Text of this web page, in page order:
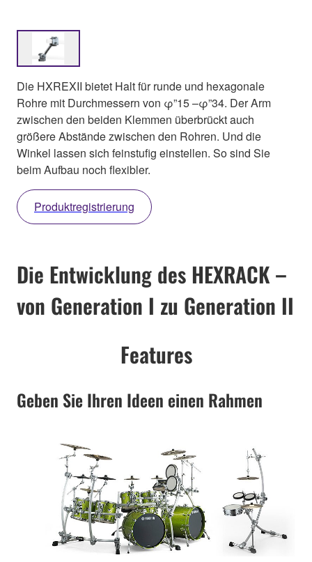
Die HXREXII bietet Halt für runde und hexagonale
Rohre mit Durchmessern von φ”15 –φ”34. Der Arm
zwischen den beiden Klemmen überbrückt auch
größere Abstände zwischen den Rohren. Und die
Winkel lassen sich feinstufig einstellen. So sind Sie
beim Aufbau noch flexibler.
Produktregistrierung
Die Entwicklung des HEXRACK –
von Generation I zu Generation II
Features
Geben Sie Ihren Ideen einen Rahmen